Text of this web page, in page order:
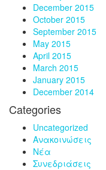
December 2015
October 2015
September 2015
May 2015
April 2015
March 2015
January 2015
December 2014
Categories
Uncategorized
Ανακοινώσεις
Νέα
Συνεδριάσεις